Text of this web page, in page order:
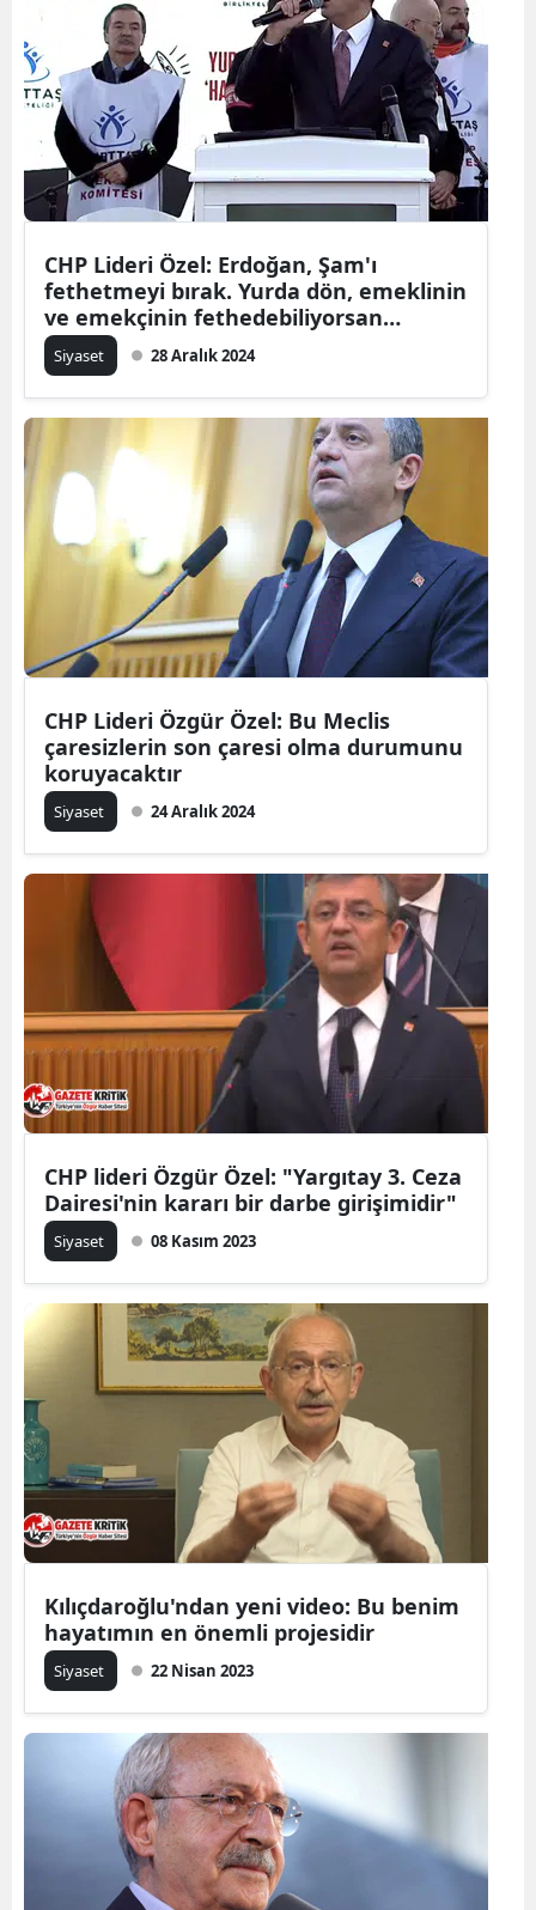
CHP Lideri Özel: Erdoğan, Şam'ı
fethetmeyi bırak. Yurda dön, emeklinin
ve emekçinin fethedebiliyorsan
gönlünü feth et!
Siyaset 28 Aralık 2024
CHP Lideri Özgür Özel: Bu Meclis
çaresizlerin son çaresi olma durumunu
koruyacaktır
Siyaset 24 Aralık 2024
CHP lideri Özgür Özel: "Yargıtay 3. Ceza
Dairesi'nin kararı bir darbe girişimidir"
Siyaset 08 Kasım 2023
Kılıçdaroğlu'ndan yeni video: Bu benim
hayatımın en önemli projesidir
Siyaset 22 Nisan 2023